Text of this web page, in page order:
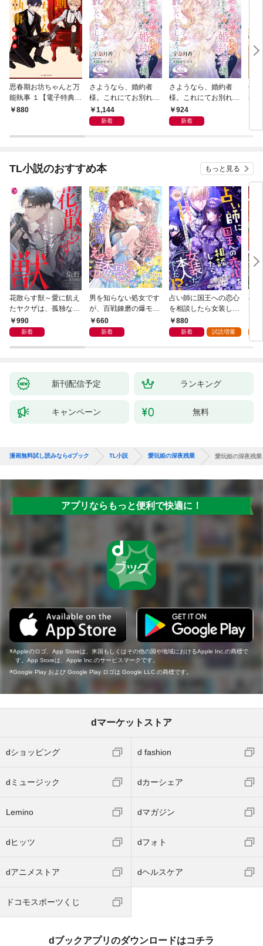
思春期お坊ちゃんと万
能執事 １【電子特典付
き】880
さようなら、婚約者
様。これにてお別れい
たしましょう【電子書
籍特装版】
1,144
新着
さようなら、婚約者
様。これにてお別れい
たしましょう
924
新着
佐
和
TL小説のおすすめ本 もっと見る
花散らす獣～愛に飢え
たヤクザは、孤独な私
をかき乱す～
990
新着
男を知らない処女です
が、百戦錬磨の爆モテ
護衛騎士様をえっちに
誘惑してみます！
660
新着
占い師に国王への恋心
を相談したら女装した
本人でした！？ 秘密
の官能レッスンでとろ
880
新着 試読増量
小
ム
新刊配信予定 ランキング
キャンペーン 無料
漫画無料試し読みならdブック TL小説 愛玩姫の深夜残業 愛玩姫の深夜残業
アプリならもっと便利で快適に！
Appleのロゴ、App Storeは、米国もしくはその他の国や地域におけるApple Inc.の商標で
す。App Storeは、Apple Inc.のサービスマークです。
Google Play および Google Play ロゴは Google LLC の商標です。
dマーケットストア
dショッピング d fashion
dミュージック dカーシェア
Lemino dマガジン
dヒッツ dフォト
dアニメストア dヘルスケア
ドコモスポーツくじ
dブックアプリのダウンロードはコチラ